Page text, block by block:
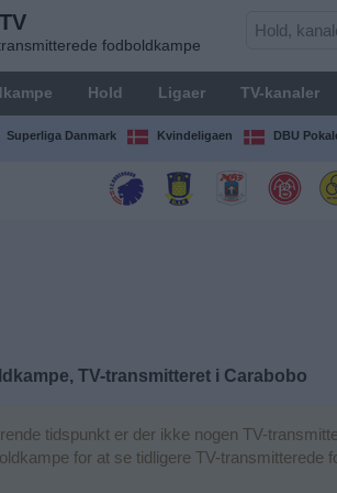
fodboldkampe
Hold Ligaer TV-kanaler
Superliga Danmark Kvindeligaen DBU
TV-transmitteret i Carabobo
tidspunkt er der ikke nogen TV-
for at se tidligere TV-transmitterede